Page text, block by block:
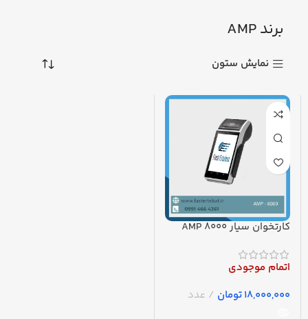
برند AMP
نمایش ستون
کارتخوان سیار AMP 8000
محل
اتمام موجودی
تومان